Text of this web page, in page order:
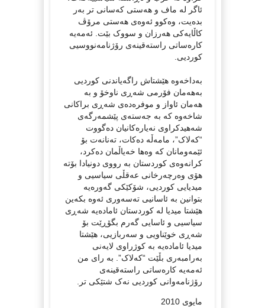
ئاگر لە ماف و هەستی کەسانی تر بەر
بدەیت، وەکوو ئەوەی هەستی مرۆڤ
کاڵایەکی هەرزان و سووک بێت. ئەمەیە
کارەساتی راستەقینەی رۆژنامەنووسیی
کوردیی.
بەداخەوە هێشتاش راگەیاندنی کوردیی
بەهەمان فۆرمی شەڕی ناوخۆ و بە
هەمان ئاواز و موفرەدەی شەڕی براکانی
شاخەوە کە بە جەستەی پێشمەرگەی
شەهیدکراوی نەیارەکانیان دەگووت
“کەلاک”، مامەڵە دەکات، تەنانەت بۆ
ئێمەومانان کە وەها خەیاڵمان دەکرد،
کرانەوەی کوردستان بە رووی دونیادا بۆتە
هۆی وەرچەرخانی عەقڵی سیاسیی و
میدیایی کوردیی، شۆکێکی گەورەیە
بتوانین بە ئاسانیی تەسەوری ئەوە بکەین
هێشتا میدیا لە کوردستان ئامادەیە شەڕی
سیاسیی و ئاسایی گەرم بگۆڕێت بۆ
شەڕی خوێناویی و سەربازیی، هێشتا
میدیا ئامادەیە بە کوژراوی لایەنی
بەرامبەری بڵێت “کەلاک”. بە رای من
ئەمەیە کارەساتی راستەقینەی
رۆژنامەوانی کوردیی نەک شتێکی تر.
مايوى 2010